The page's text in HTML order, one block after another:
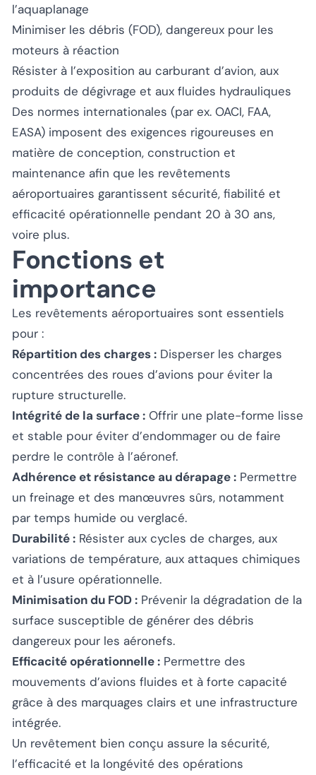
l’aquaplanage
Minimiser les débris (FOD), dangereux pour les
moteurs à réaction
Résister à l’exposition au carburant d’avion, aux
produits de dégivrage et aux fluides hydrauliques
Des normes internationales (par ex. OACI, FAA,
EASA) imposent des exigences rigoureuses en
matière de conception, construction et
maintenance afin que les revêtements
aéroportuaires garantissent sécurité, fiabilité et
efficacité opérationnelle pendant 20 à 30 ans,
voire plus.
Fonctions et
importance
Les revêtements aéroportuaires sont essentiels
pour :
Répartition des charges : Disperser les charges
concentrées des roues d’avions pour éviter la
rupture structurelle.
Intégrité de la surface : Offrir une plate-forme lisse
et stable pour éviter d’endommager ou de faire
perdre le contrôle à l’aéronef.
Adhérence et résistance au dérapage : Permettre
un freinage et des manœuvres sûrs, notamment
par temps humide ou verglacé.
Durabilité : Résister aux cycles de charges, aux
variations de température, aux attaques chimiques
et à l’usure opérationnelle.
Minimisation du FOD : Prévenir la dégradation de la
surface susceptible de générer des débris
dangereux pour les aéronefs.
Efficacité opérationnelle : Permettre des
mouvements d’avions fluides et à forte capacité
grâce à des marquages clairs et une infrastructure
intégrée.
Un revêtement bien conçu assure la sécurité,
l’efficacité et la longévité des opérations